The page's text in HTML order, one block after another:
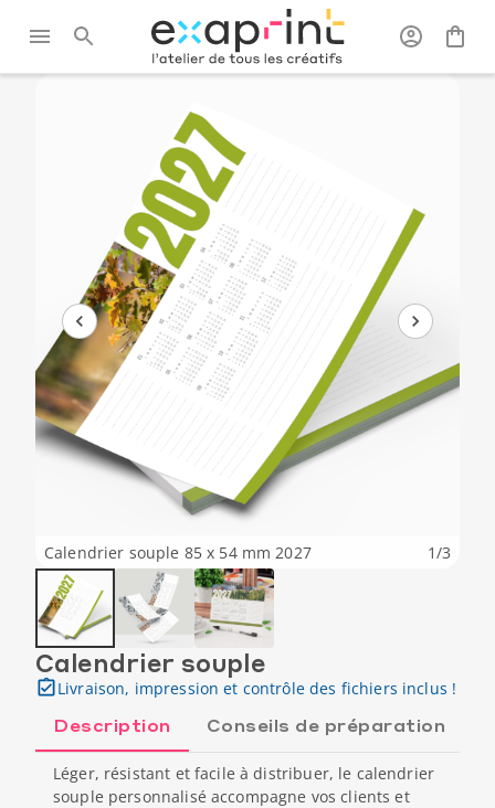
publicitaires
Calendrier souple 85 x 54 mm 2027 1/3
Calendrier souple
Livraison, impression et contrôle des fichiers inclus !
Description Conseils de préparation
Léger, résistant et facile à distribuer, le calendrier
souple personnalisé accompagne vos clients et